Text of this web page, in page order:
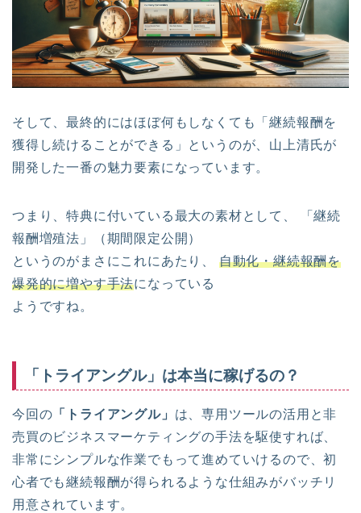
そして、最終的にはほぼ何もしなくても「継続報酬を
獲得し続けることができる」というのが、山上清氏が
開発した一番の魅力要素になっています。
つまり、特典に付いている最大の素材として、 「継続
報酬増殖法」（期間限定公開）
というのがまさにこれにあたり、 自動化・継続報酬を
爆発的に増やす手法になっている
ようですね。
「トライアングル」は本当に稼げるの？
今回の 「トライアングル」 は、専用ツールの活用と非
売買のビジネスマーケティングの手法を駆使すれば、
非常にシンプルな作業でもって進めていけるので、初
心者でも継続報酬が得られるような仕組みがバッチリ
用意されています。